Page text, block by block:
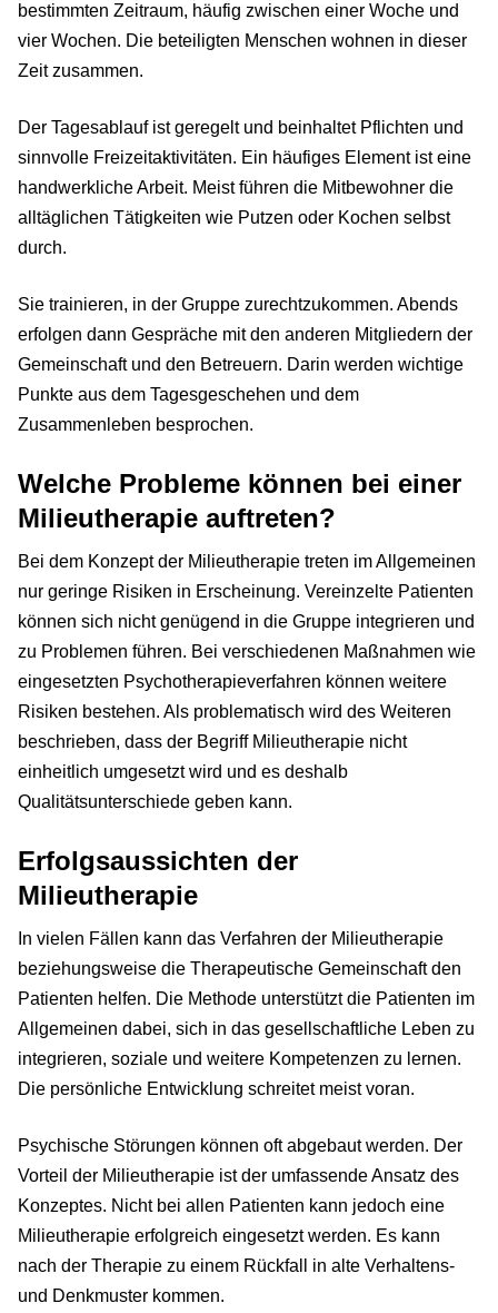
bestimmten Zeitraum, häufig zwischen einer Woche und
vier Wochen. Die beteiligten Menschen wohnen in dieser
Zeit zusammen.
Der Tagesablauf ist geregelt und beinhaltet Pflichten und
sinnvolle Freizeitaktivitäten. Ein häufiges Element ist eine
handwerkliche Arbeit. Meist führen die Mitbewohner die
alltäglichen Tätigkeiten wie Putzen oder Kochen selbst
durch.
Sie trainieren, in der Gruppe zurechtzukommen. Abends
erfolgen dann Gespräche mit den anderen Mitgliedern der
Gemeinschaft und den Betreuern. Darin werden wichtige
Punkte aus dem Tagesgeschehen und dem
Zusammenleben besprochen.
Welche Probleme können bei einer
Milieutherapie auftreten?
Bei dem Konzept der Milieutherapie treten im Allgemeinen
nur geringe Risiken in Erscheinung. Vereinzelte Patienten
können sich nicht genügend in die Gruppe integrieren und
zu Problemen führen. Bei verschiedenen Maßnahmen wie
eingesetzten Psychotherapieverfahren können weitere
Risiken bestehen. Als problematisch wird des Weiteren
beschrieben, dass der Begriff Milieutherapie nicht
einheitlich umgesetzt wird und es deshalb
Qualitätsunterschiede geben kann.
Erfolgsaussichten der
Milieutherapie
In vielen Fällen kann das Verfahren der Milieutherapie
beziehungsweise die Therapeutische Gemeinschaft den
Patienten helfen. Die Methode unterstützt die Patienten im
Allgemeinen dabei, sich in das gesellschaftliche Leben zu
integrieren, soziale und weitere Kompetenzen zu lernen.
Die persönliche Entwicklung schreitet meist voran.
Psychische Störungen können oft abgebaut werden. Der
Vorteil der Milieutherapie ist der umfassende Ansatz des
Konzeptes. Nicht bei allen Patienten kann jedoch eine
Milieutherapie erfolgreich eingesetzt werden. Es kann
nach der Therapie zu einem Rückfall in alte Verhaltens-
und Denkmuster kommen.